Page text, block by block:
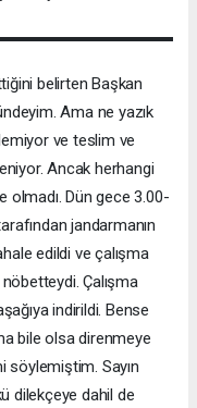
belirten Başkan
Ama ne yazık
ve teslim ve
Ancak herhangi
olmadı. Dün gece 3.00-
jandarmanın
edildi ve çalışma
Çalışma
indirildi. Bense
bile olsa direnmeye
Sayın
dilekçeye dahil de